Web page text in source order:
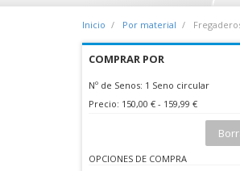
Inicio Por material
COMPRAR POR
Nº de Senos: 1 Seno circular
Precio: 150,00 € - 159,99 €
OPCIONES DE COMPRA